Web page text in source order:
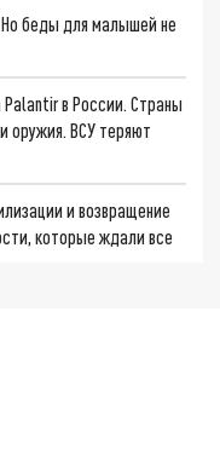
беды для малышей не
в России. Страны
оружия. ВСУ теряют
и возвращение
которые ждали все